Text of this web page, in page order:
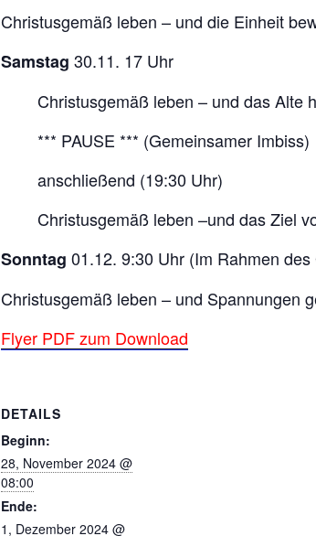
Christusgemäß leben – und die Einheit
Samstag 30.11. 17 Uhr
Christusgemäß leben – und das
*** PAUSE *** (Gemeinsamer Imbiss)
anschließend (19:30 Uhr)
Christusgemäß leben –und das Ziel
Sonntag 01.12. 9:30 Uhr (Im Rahmen
Christusgemäß leben – und Spannungen
Flyer PDF zum Download
DETAILS
Beginn:
28, November 2024 @
08:00
Ende:
1, Dezember 2024 @